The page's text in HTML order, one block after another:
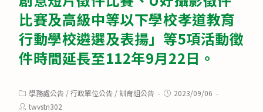
比賽及高級中等以下學校孝道教育
行動學校遴選及表揚」等5項活動徵
件時間延長至112年9月22日。
Post
category:
學務處公告 /行政單位公告 /訓育組公告
Post2023/09/06
Posttwvstn302